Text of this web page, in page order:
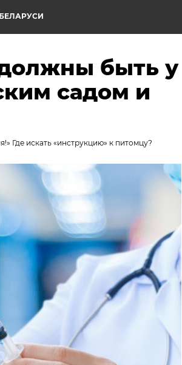
быть у
садом и
Где искать «инструкцию» к питомцу?